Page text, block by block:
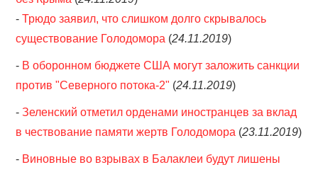
-Трюдо заявил, что слишком долго скрывалось
существование Голодомора (24.11.2019)
- В оборонном бюджете США могут заложить санкции
против "Северного потока-2" (24.11.2019)
-Зеленский отметил орденами иностранцев за вклад
в чествование памяти жертв Голодомора (23.11.2019)
- Виновные во взрывах в Балаклеи будут лишены